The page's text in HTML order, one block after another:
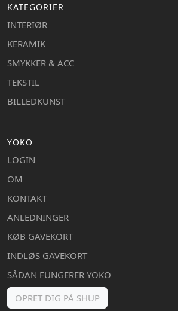
KATEGORIER
INTERIØR
KERAMIK
SMYKKER & ACC
TEKSTIL
BILLEDKUNST
YOKO
LOGIN
OM
KONTAKT
ANLEDNINGER
KØB GAVEKORT
INDLØS GAVEKORT
SÅDAN FUNGERER YOKO
OPRET DIG PÅ SHUP